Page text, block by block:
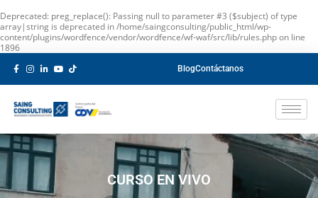
Deprecated: preg_replace(): Passing null to parameter #3 ($subject) of type
array|string is deprecated in/home/saingconsulting/public_html/wp-
content/plugins/wordfence/vendor/wordfence/wf-waf/src/lib/rules.phpon line
1896
BlogContáctanos
CURSO EN VIVO